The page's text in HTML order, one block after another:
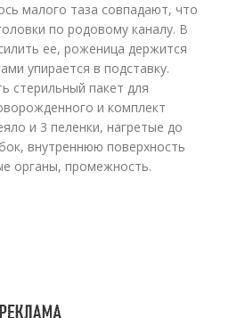
малого таза совпадают, что
по родовому каналу. В
ее, роженица держится
упирается в подставку.
стерильный пакет для
и комплект
и 3 пеленки, нагретые до
внутреннюю поверхность
органы, промежность.